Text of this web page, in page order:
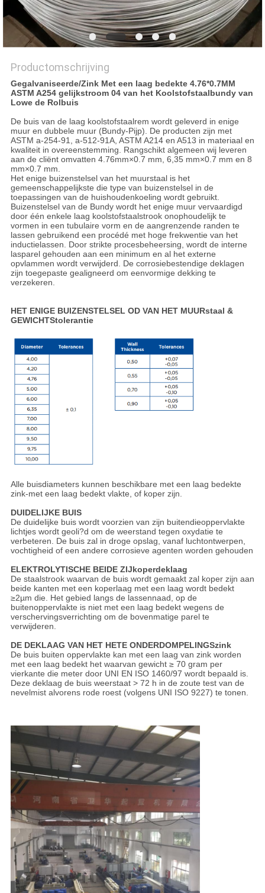
Productomschrijving
Gegalvaniseerde/Zink Met een laag bedekte 4.76*0.7MM
ASTM A254 gelijkstroom 04 van het Koolstofstaalbundy van
Lowe de Rolbuis
De buis van de laag koolstofstaalrem wordt geleverd in enige
muur en dubbele muur (Bundy-Pijp). De producten zijn met
ASTM a-254-91, a-512-91A, ASTM A214 en A513 in materiaal en
kwaliteit in overeenstemming. Rangschikt algemeen wij leveren
aan de cliënt omvatten 4.76mm×0.7 mm, 6,35 mm×0.7 mm en 8
mm×0.7 mm.
Het enige buizenstelsel van het muurstaal is het
gemeenschappelijkste die type van buizenstelsel in de
toepassingen van de huishoudenkoeling wordt gebruikt.
Buizenstelsel van de Bundy wordt het enige muur vervaardigd
door één enkele laag koolstofstaalstrook onophoudelijk te
vormen in een tubulaire vorm en de aangrenzende randen te
lassen gebruikend een procédé met hoge frekwentie van het
inductielassen. Door strikte procesbeheersing, wordt de interne
lasparel gehouden aan een minimum en al het externe
opvlammen wordt verwijderd. De corrosiebestendige deklagen
zijn toegepaste gealigneerd om eenvormige dekking te
verzekeren.
HET ENIGE BUIZENSTELSEL OD VAN HET MUURstaal &
GEWICHTStolerantie
Alle buisdiameters kunnen beschikbare met een laag bedekte
zink-met een laag bedekt vlakte, of koper zijn.
DUIDELIJKE BUIS
De duidelijke buis wordt voorzien van zijn buitendieoppervlakte
lichtjes wordt geoli?d om de weerstand tegen oxydatie te
verbeteren. De buis zal in droge opslag, vanaf luchtontwerpen,
vochtigheid of een andere corrosieve agenten worden gehouden
ELEKTROLYTISCHE BEIDE ZIJkoperdeklaag
De staalstrook waarvan de buis wordt gemaakt zal koper zijn aan
beide kanten met een koperlaag met een laag wordt bedekt
≥2µm die. Het gebied langs de lassennaad, op de
buitenoppervlakte is niet met een laag bedekt wegens de
verschervingsverrichting om de bovenmatige parel te
verwijderen.
DE DEKLAAG VAN HET HETE ONDERDOMPELINGSzink
De buis buiten oppervlakte kan met een laag van zink worden
met een laag bedekt het waarvan gewicht ≥ 70 gram per
vierkante die meter door UNI EN ISO 1460/97 wordt bepaald is.
Deze deklaag de buis weerstaat > 72 h in de zoute test van de
nevelmist alvorens rode roest (volgens UNI ISO 9227) te tonen.